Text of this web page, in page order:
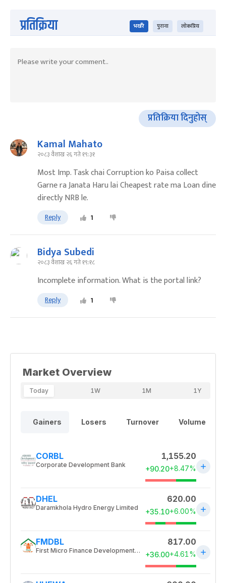
प्रतिक्रिया भर्खरै पुराना लोकप्रिय
प्रतिक्रिया दिनुहोस्
Kamal Mahato
२०८३ वैशाख २६ गते १९:३१
Most Imp. Task chai Corruption ko Paisa collect
Garne ra Janata Haru lai Cheapest rate ma Loan dine
directly NRB le.
Reply 1
Bidya Subedi
२०८३ वैशाख २६ गते १९:१८
Incomplete information. What is the portal link?
Reply 1